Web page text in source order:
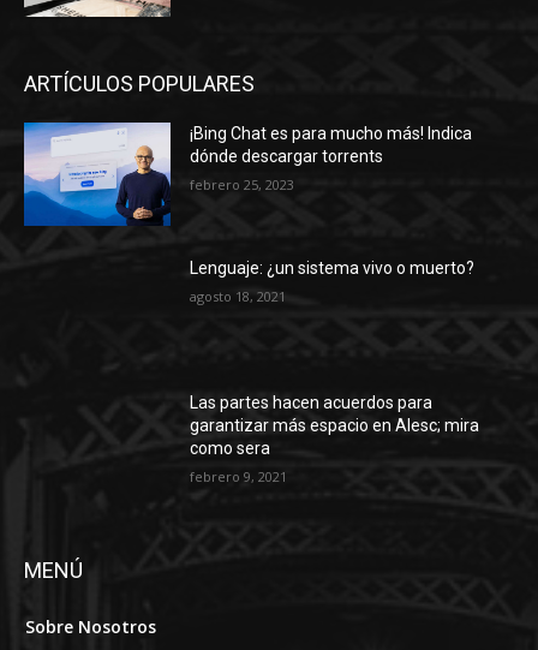
ARTÍCULOS POPULARES
¡Bing Chat es para mucho más! Indica
dónde descargar torrents
febrero 25, 2023
Lenguaje: ¿un sistema vivo o muerto?
agosto 18, 2021
Las partes hacen acuerdos para
garantizar más espacio en Alesc; mira
como sera
febrero 9, 2021
MENÚ
Sobre Nosotros